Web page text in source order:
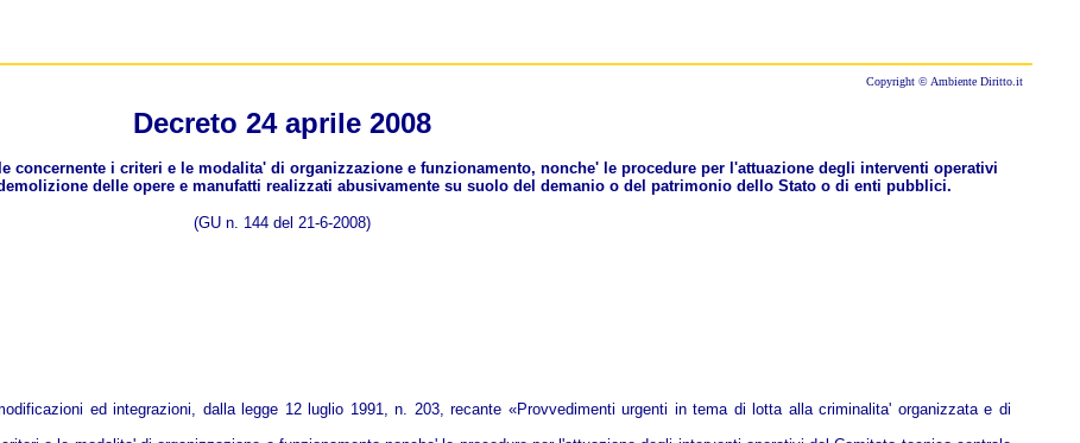
Copyright © Ambiente Diritto.it
Decreto 24 aprile 2008
concernente i criteri e le modalita' di organizzazione e funzionamento, nonche' le procedure per l'attuazione degli interventi operativi
delle opere e manufatti realizzati abusivamente su suolo del demanio o del patrimonio dello Stato o di enti pubblici.
(GU n. 144 del 21-6-2008)
ed integrazioni, dalla legge 12 luglio 1991, n. 203, recante «Provvedimenti urgenti in tema di lotta alla criminalita' organizzata e di